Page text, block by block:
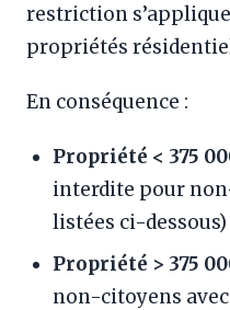
restriction
propriétés
En conséquence :
Propriété < 375
interdite pour
listées ci-dessous)
Propriété > 375
non-citoyens